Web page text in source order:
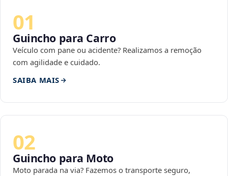
01
Guincho para Carro
Veículo com pane ou acidente? Realizamos a remoção
com agilidade e cuidado.
SAIBA MAIS
02
Guincho para Moto
Moto parada na via? Fazemos o transporte seguro,